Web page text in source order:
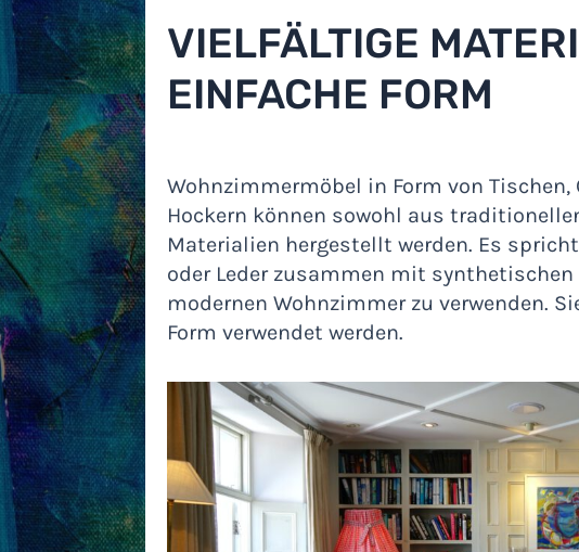
VIELFÄLTIGE
EINFACHE FORM
Wohnzimmermöbel in Form von
Hockern können sowohl aus
Materialien hergestellt werden. Es
oder Leder zusammen mit
modernen Wohnzimmer zu verwenden.
Form verwendet werden.